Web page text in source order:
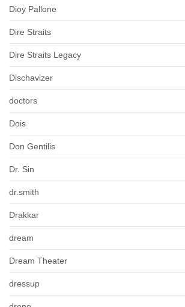
Dioy Pallone
Dire Straits
Dire Straits Legacy
Dischavizer
doctors
Dois
Don Gentilis
Dr. Sin
dr.smith
Drakkar
dream
Dream Theater
dressup